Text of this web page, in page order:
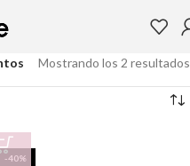
Mostrando los 2 resultados
-40%